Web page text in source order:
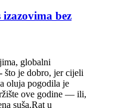
bez
globalni
što je dobro, jer cijeli
oluja pogodila je
ove godine — ili,
suša.Rat u